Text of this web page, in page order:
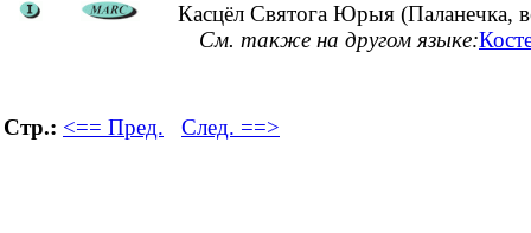
Касцёл Святога Юрыя (Паланечка,
См. также на другом языке:
Стр.: <== Пред. След. ==>